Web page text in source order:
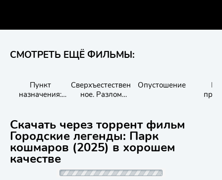
СМОТРЕТЬ ЕЩЁ ФИЛЬМЫ:
Пункт
назначения:
Сверхъестествен
ное. Разлом
Опустошение
Скачать через торрент фильм
Городские легенды: Парк
кошмаров (2025) в хорошем
качестве